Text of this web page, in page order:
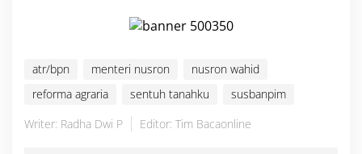
atr/bpn menteri nusron
nusron wahid
reforma agraria
sentuh tanahku
susbanpim
Writer: Radha Dwi P
Editor: Tim Bacaonline